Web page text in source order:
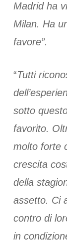
Madrid ha
Milan. Ha
favore”.
“Tutti
sotto
favorito.
molto forte
crescita
della
assetto. Ci
contro di
in